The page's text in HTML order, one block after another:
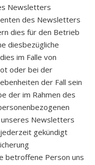
Newsletters
des Newsletters
dies für den Betrieb
diesbezügliche
im Falle von
oder bei der
der Fall sein
der im Rahmen des
Newsletters
gekündigt
betroffene Person uns